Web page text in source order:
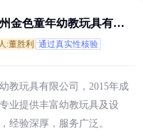
金色童年幼教玩具有限
:董胜利 通过真实性核验
教玩具有限公司，2015年成
业提供丰富幼教玩具及设
经验深厚，服务广泛。